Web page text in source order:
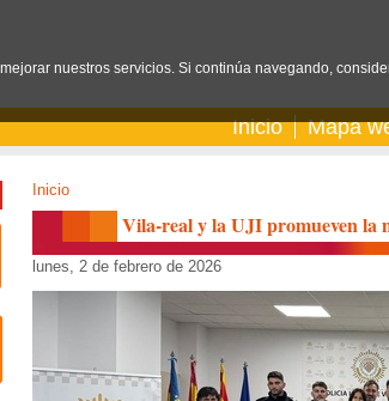
Inicio Mapa
Inicio
Vila-real y la UJI promueven la
lunes, 2 de febrero de 2026
nuestros servicios. Si continúa navegando,